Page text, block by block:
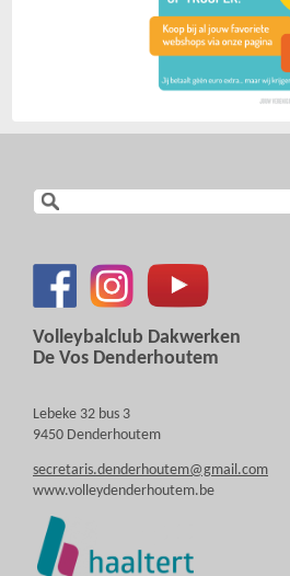
Volleybalclub Dakwerken
De Vos Denderhoutem
Lebeke 32 bus 3
9450 Denderhoutem
secretaris.denderhoutem@gmail.com
www.volleydenderhoutem.be